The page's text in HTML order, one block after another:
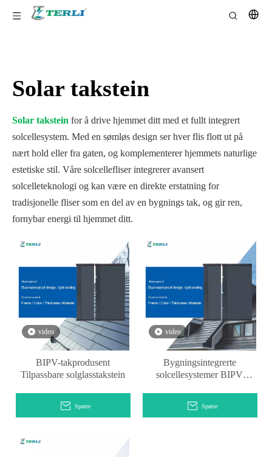
Solar takstein
Solar takstein for å drive hjemmet ditt med et fullt integrert
solcellesystem. Med en sømløs design ser hver flis flott ut på
nært hold eller fra gaten, og komplementerer hjemmets naturlige
estetiske stil. Våre solcellefliser integrerer avansert
solcelleteknologi og kan være en direkte erstatning for
tradisjonelle fliser som en del av en bygnings tak, og gir ren,
fornybar energi til hjemmet ditt.
video
BIPV-takprodusent
Tilpassbare solglasstakstein
Spørre
video
Bygningsintegrerte
solcellesystemer BIPV
Spørre